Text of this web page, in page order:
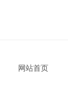
网站首页